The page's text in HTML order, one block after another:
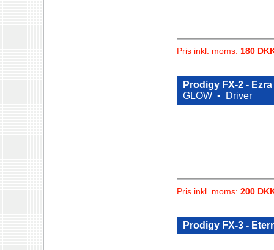
Pris inkl. moms: 180
Prodigy FX-2 -
GLOW •
Driver
Pris inkl. moms: 200
Prodigy FX-3 -